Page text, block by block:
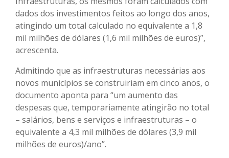
dados dos investimentos feitos ao longo dos anos,
atingindo um total calculado no equivalente a 1,8
mil milhões de dólares (1,6 mil milhões de euros)”,
acrescenta.
Admitindo que as infraestruturas necessárias aos
novos municípios se construiriam em cinco anos, o
documento aponta para “um aumento das
despesas que, temporariamente atingirão no total
– salários, bens e serviços e infraestruturas – o
equivalente a 4,3 mil milhões de dólares (3,9 mil
milhões de euros)/ano”.